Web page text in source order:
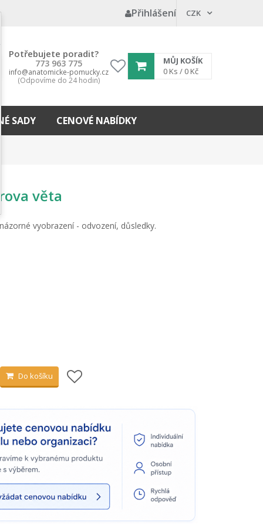
Přihlášení CZK
Potřebujete poradit?
773 963 775
info@anatomicke-pomucky.cz
(Odpovíme do 24 hodin)
My
wishlist
MŮJ KOŠÍK
0 Ks / 0 Kč
SADY CENOVÉ NABÍDKY
věta
vyobrazení - odvození, důsledky.
Do košíku